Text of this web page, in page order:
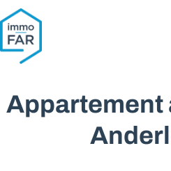
Aller au contenu principal
Appartement